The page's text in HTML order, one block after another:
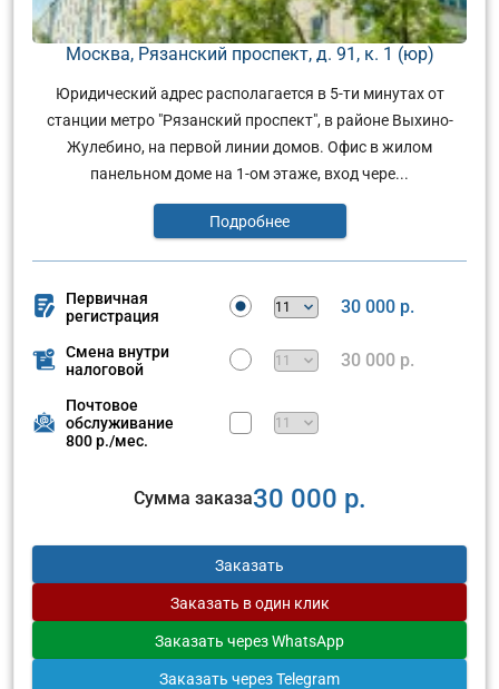
Москва, Рязанский проспект, д. 91, к. 1 (юр)
Юридический адрес располагается в 5-ти минутах от
станции метро "Рязанский проспект", в районе Выхино-
Жулебино, на первой линии домов. Офис в жилом
панельном доме на 1-ом этаже, вход чере...
Подробнее
Первичная
регистрация
30 000 р.
Смена внутри
налоговой
30 000 р.
Почтовое
обслуживание
800 р./мес.
Сумма заказа30 000 р.
Заказать
Заказать в один клик
Заказать через WhatsApp
Заказать через Telegram